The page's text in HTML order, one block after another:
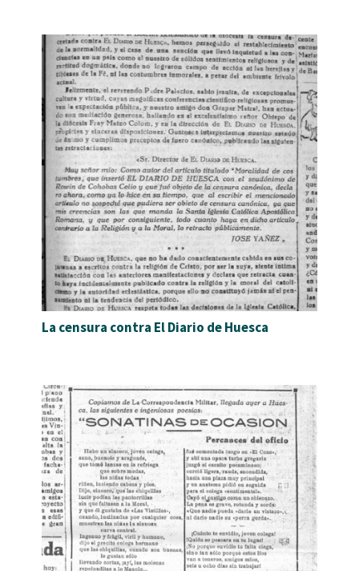
La censura contra El Diario de Huesca